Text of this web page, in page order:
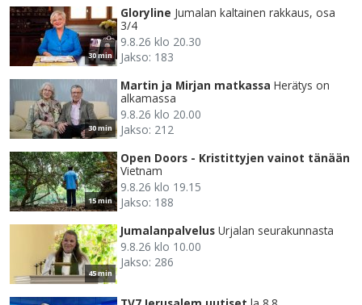
30 min
Gloryline Jumalan kaltainen rakkaus, osa
3/4
9.8.26 klo 20.30
Jakso: 183
30 min
Martin ja Mirjan matkassa Herätys on
alkamassa
9.8.26 klo 20.00
Jakso: 212
15 min
Open Doors - Kristittyjen vainot tänään
Vietnam
9.8.26 klo 19.15
Jakso: 188
45 min
Jumalanpalvelus Urjalan seurakunnasta
9.8.26 klo 10.00
Jakso: 286